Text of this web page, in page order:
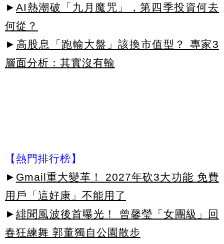
► AI熱潮破「九月魔咒」，第四季投資何去
何從？
► 高股息「跑輸大盤」該換市值型？ 專家3
層面分析：其實沒有輸
【熱門排行榜】
► Gmail重大變革！ 2027年砍3大功能 免費
用戶「這好康」不能用了
► 緋聞風波後首曝光！ 曾馨瑩「女團級」回
春狂練舞 郭董獨自公園散步